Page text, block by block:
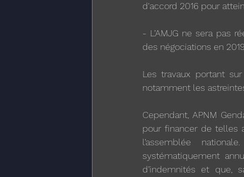
d'accord 2016 pour
- L’AMJG ne sera pas
des négociations en
Les travaux portant
notamment les
Cependant, APNM
pour financer de telles
l’assemblée
systématiquement
d’indemnités et que,